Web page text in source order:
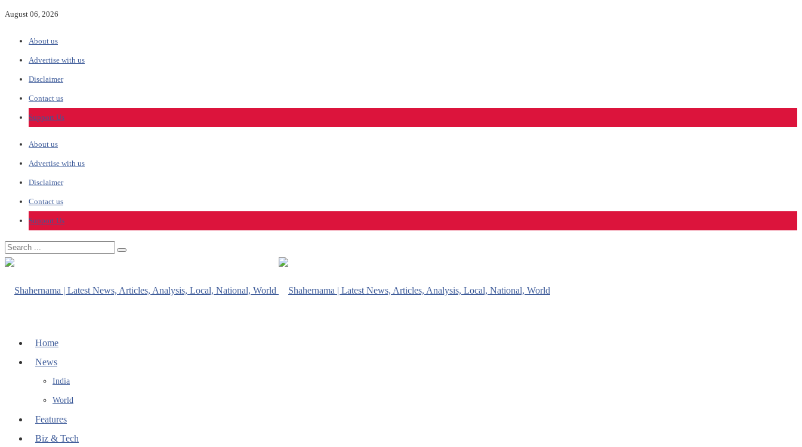
August 06, 2026
About us
Advertise with us
Disclaimer
Contact us
Support Us
About us
Advertise with us
Disclaimer
Contact us
Support Us
Home
News
India
World
Features
Biz & Tech